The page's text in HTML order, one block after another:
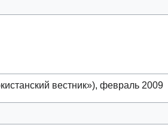
вестник»), февраль 2009